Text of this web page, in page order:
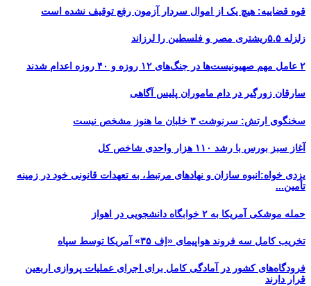
قوه قضاییه: هیچ یک از اموال سردار آزمون رفع توقیف نشده است
زلزله ۵.۵ریشتری مصر و فلسطین را لرزاند
۲ عامل مهم صهیونیست‌ها در جنگ‌های ۱۲ روزه و ۴۰ روزه اعدام شدند
سارقان زورگیر در دام ماموران پلیس آگاهی
سخنگوی ارتش: سرنوشت ۳ خلبان ما هنوز مشخص نیست
آغاز سبز بورس با رشد ۱۱۰ هزار واحدی شاخص کل
یزدی خواه:انبوه سازان و نهادهای مرتبط، به تعهدات قانونی خود در زمینه
تأمین...
حمله موشکی آمریکا به ۲ خوابگاه دانشجویی در اهواز
تخریب کامل سه فروند هواپیمای «اِف ۳۵» آمریکا توسط سپاه
فرودگاه‌های کشور در آمادگی کامل برای اجرای عملیات پروازی اربعین
قرار دارند